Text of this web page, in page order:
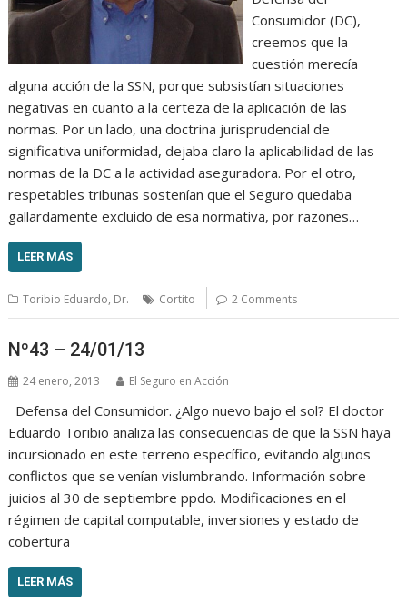
Consumidor (DC),
creemos que la
cuestión merecía
alguna acción de la SSN, porque subsistían situaciones
negativas en cuanto a la certeza de la aplicación de las
normas. Por un lado, una doctrina jurisprudencial de
significativa uniformidad, dejaba claro la aplicabilidad de las
normas de la DC a la actividad aseguradora. Por el otro,
respetables tribunas sostenían que el Seguro quedaba
gallardamente excluido de esa normativa, por razones…
LEER MÁS
Toribio Eduardo, Dr. Cortito 2 Comments
Nº43 – 24/01/13
24 enero, 2013 El Seguro en Acción
Defensa del Consumidor. ¿Algo nuevo bajo el sol? El doctor
Eduardo Toribio analiza las consecuencias de que la SSN haya
incursionado en este terreno específico, evitando algunos
conflictos que se venían vislumbrando. Información sobre
juicios al 30 de septiembre ppdo. Modificaciones en el
régimen de capital computable, inversiones y estado de
cobertura
LEER MÁS